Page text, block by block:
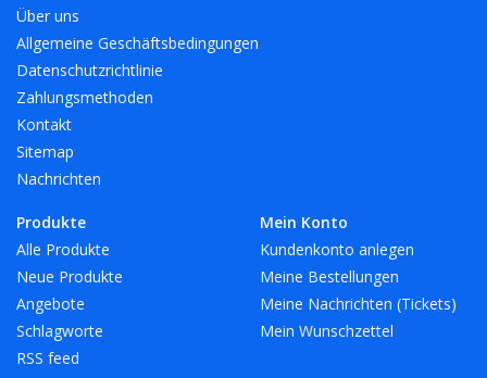
Über uns
Allgemeine Geschäftsbedingungen
Datenschutzrichtlinie
Zahlungsmethoden
Kontakt
Sitemap
Nachrichten
Produkte
Alle Produkte
Neue Produkte
Angebote
Schlagworte
RSS feed
Mein Konto
Kundenkonto anlegen
Meine Bestellungen
Meine Nachrichten (Tickets)
Mein Wunschzettel